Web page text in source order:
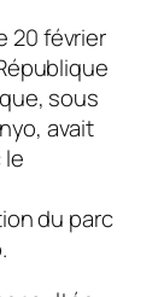
20 février
sous
avait
du parc